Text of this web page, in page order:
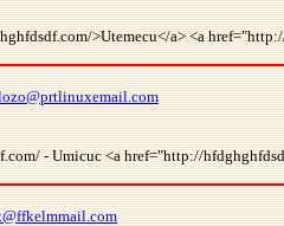
>Utemecu</a> <a
- Umicuc <a href="http://